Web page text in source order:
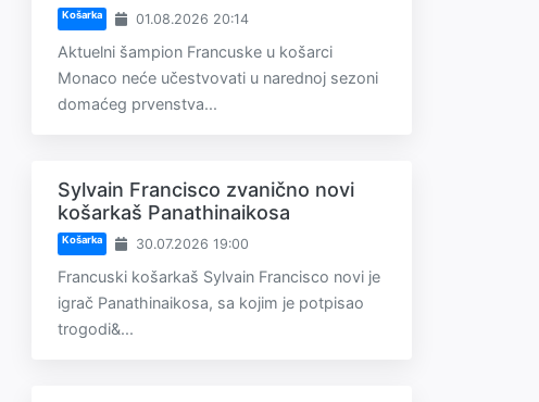
Košarka 01.08.2026 20:14
Aktuelni šampion Francuske u košarci
Monaco neće učestvovati u narednoj sezoni
domaćeg prvenstva...
Sylvain Francisco zvanično novi
košarkaš Panathinaikosa
Košarka 30.07.2026 19:00
Francuski košarkaš Sylvain Francisco novi je
igrač Panathinaikosa, sa kojim je potpisao
trogodi&...